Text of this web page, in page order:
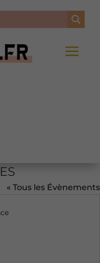
« Tous les Évènements